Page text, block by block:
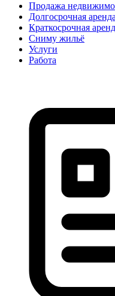
Продажа
Долгосрочная аренда
Краткосрочная
Сниму жильё
Услуги
Работа